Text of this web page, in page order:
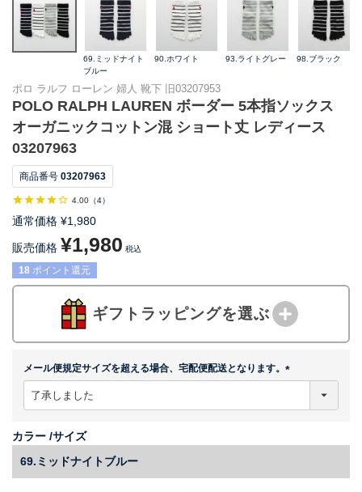
69.ミッドナイト
ブルー
90.ホワイト 93.ライトグレー 98.ブラック
ポロ ラルフ ローレン 婦人 靴下 旧03207953
POLO RALPH LAUREN ボーダー 5本指ソックス
オーガニックコットン混 ショート丈 レディース
03207963
商品番号 03207963
4.00 （4）
通常価格 ¥1,980
販売価格 ¥1,980 税込
18 ポイント還元
ギフトラッピングを選ぶ
メール便規定サイズを超える場合、宅配便配送となります。
カラー サイズ
69.ミッドナイトブルー